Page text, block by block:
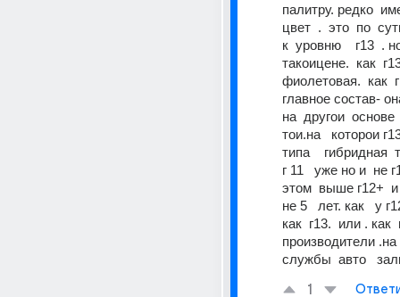
палитру. редко
цвет  .  это  по
к  уровню    г13  .
такоицене.  как
фиолетовая.  как
главное состав-
на  другои  основе
тои.на   которои
типа    гибридная
г 11   уже но и  не
этом  выше г12+
не 5   лет. как   у
как  г13.  или . как
производители
службы  авто
1